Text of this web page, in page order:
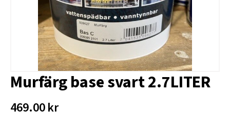
Murfärg base svart 2.7LITER
469.00kr